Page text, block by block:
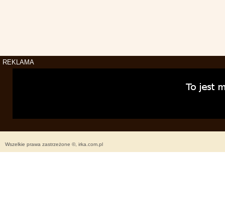
REKLAMA
Wszelkie prawa zastrzeżone ©, irka.com.pl